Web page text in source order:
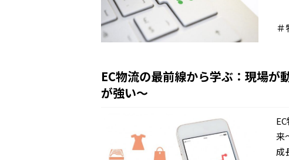
＃
EC物流の最前線から学ぶ：現場が
が強い～
来
成